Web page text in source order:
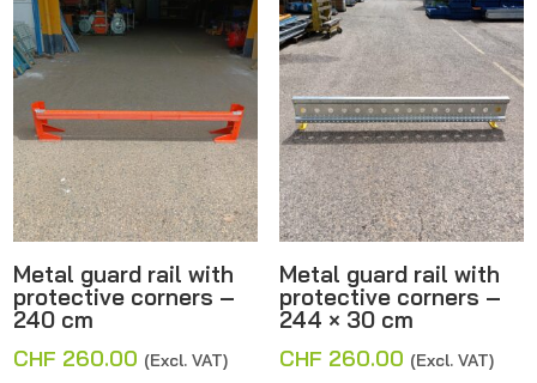
Metal guard rail with
protective corners –
240 cm
CHF 260.00 (Excl. VAT)
Metal guard rail with
protective corners –
244 × 30 cm
CHF 260.00 (Excl. VAT)